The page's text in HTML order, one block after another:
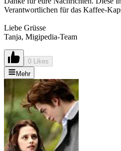
Verantwortlichen für das Kaffee-
Liebe Grüsse
Tanja, Migipedia-Team
0 Likes
Mehr